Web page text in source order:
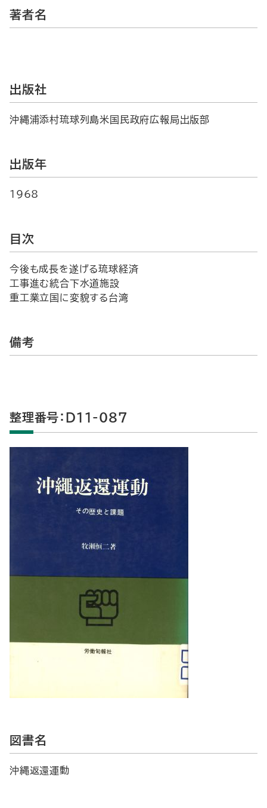
著者名
出版社
沖縄浦添村琉球列島米国民政府広報局出版部
出版年
1968
目次
今後も成長を遂げる琉球経済
工事進む統合下水道施設
重工業立国に変貌する台湾
備考
整理番号：D11-087
図書名
沖縄返還運動